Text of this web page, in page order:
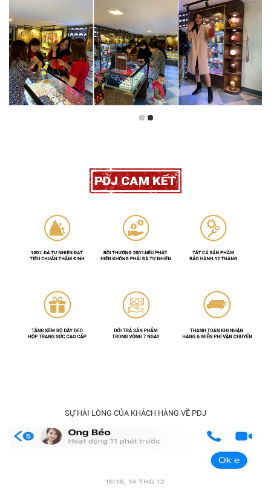
SỰ HÀI LÒNG CỦA KHÁCH HÀNG VỀ PDJ